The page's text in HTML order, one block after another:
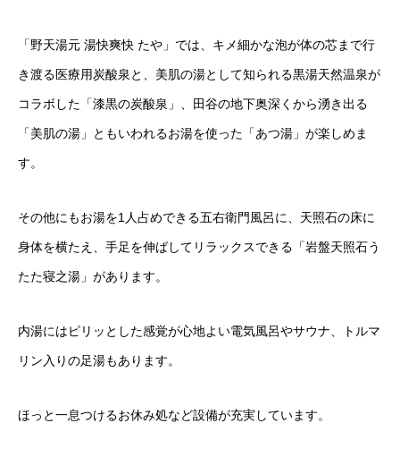
「野天湯元 湯快爽快 たや」では、キメ細かな泡が体の芯まで行
き渡る医療用炭酸泉と、美肌の湯として知られる黒湯天然温泉が
コラボした「漆黒の炭酸泉」、田谷の地下奥深くから湧き出る
「美肌の湯」ともいわれるお湯を使った「あつ湯」が楽しめま
す。
その他にもお湯を1人占めできる五右衛門風呂に、天照石の床に
身体を横たえ、手足を伸ばしてリラックスできる「岩盤天照石う
たた寝之湯」があります。
内湯にはピリッとした感覚が心地よい電気風呂やサウナ、トルマ
リン入りの足湯もあります。
ほっと一息つけるお休み処など設備が充実しています。